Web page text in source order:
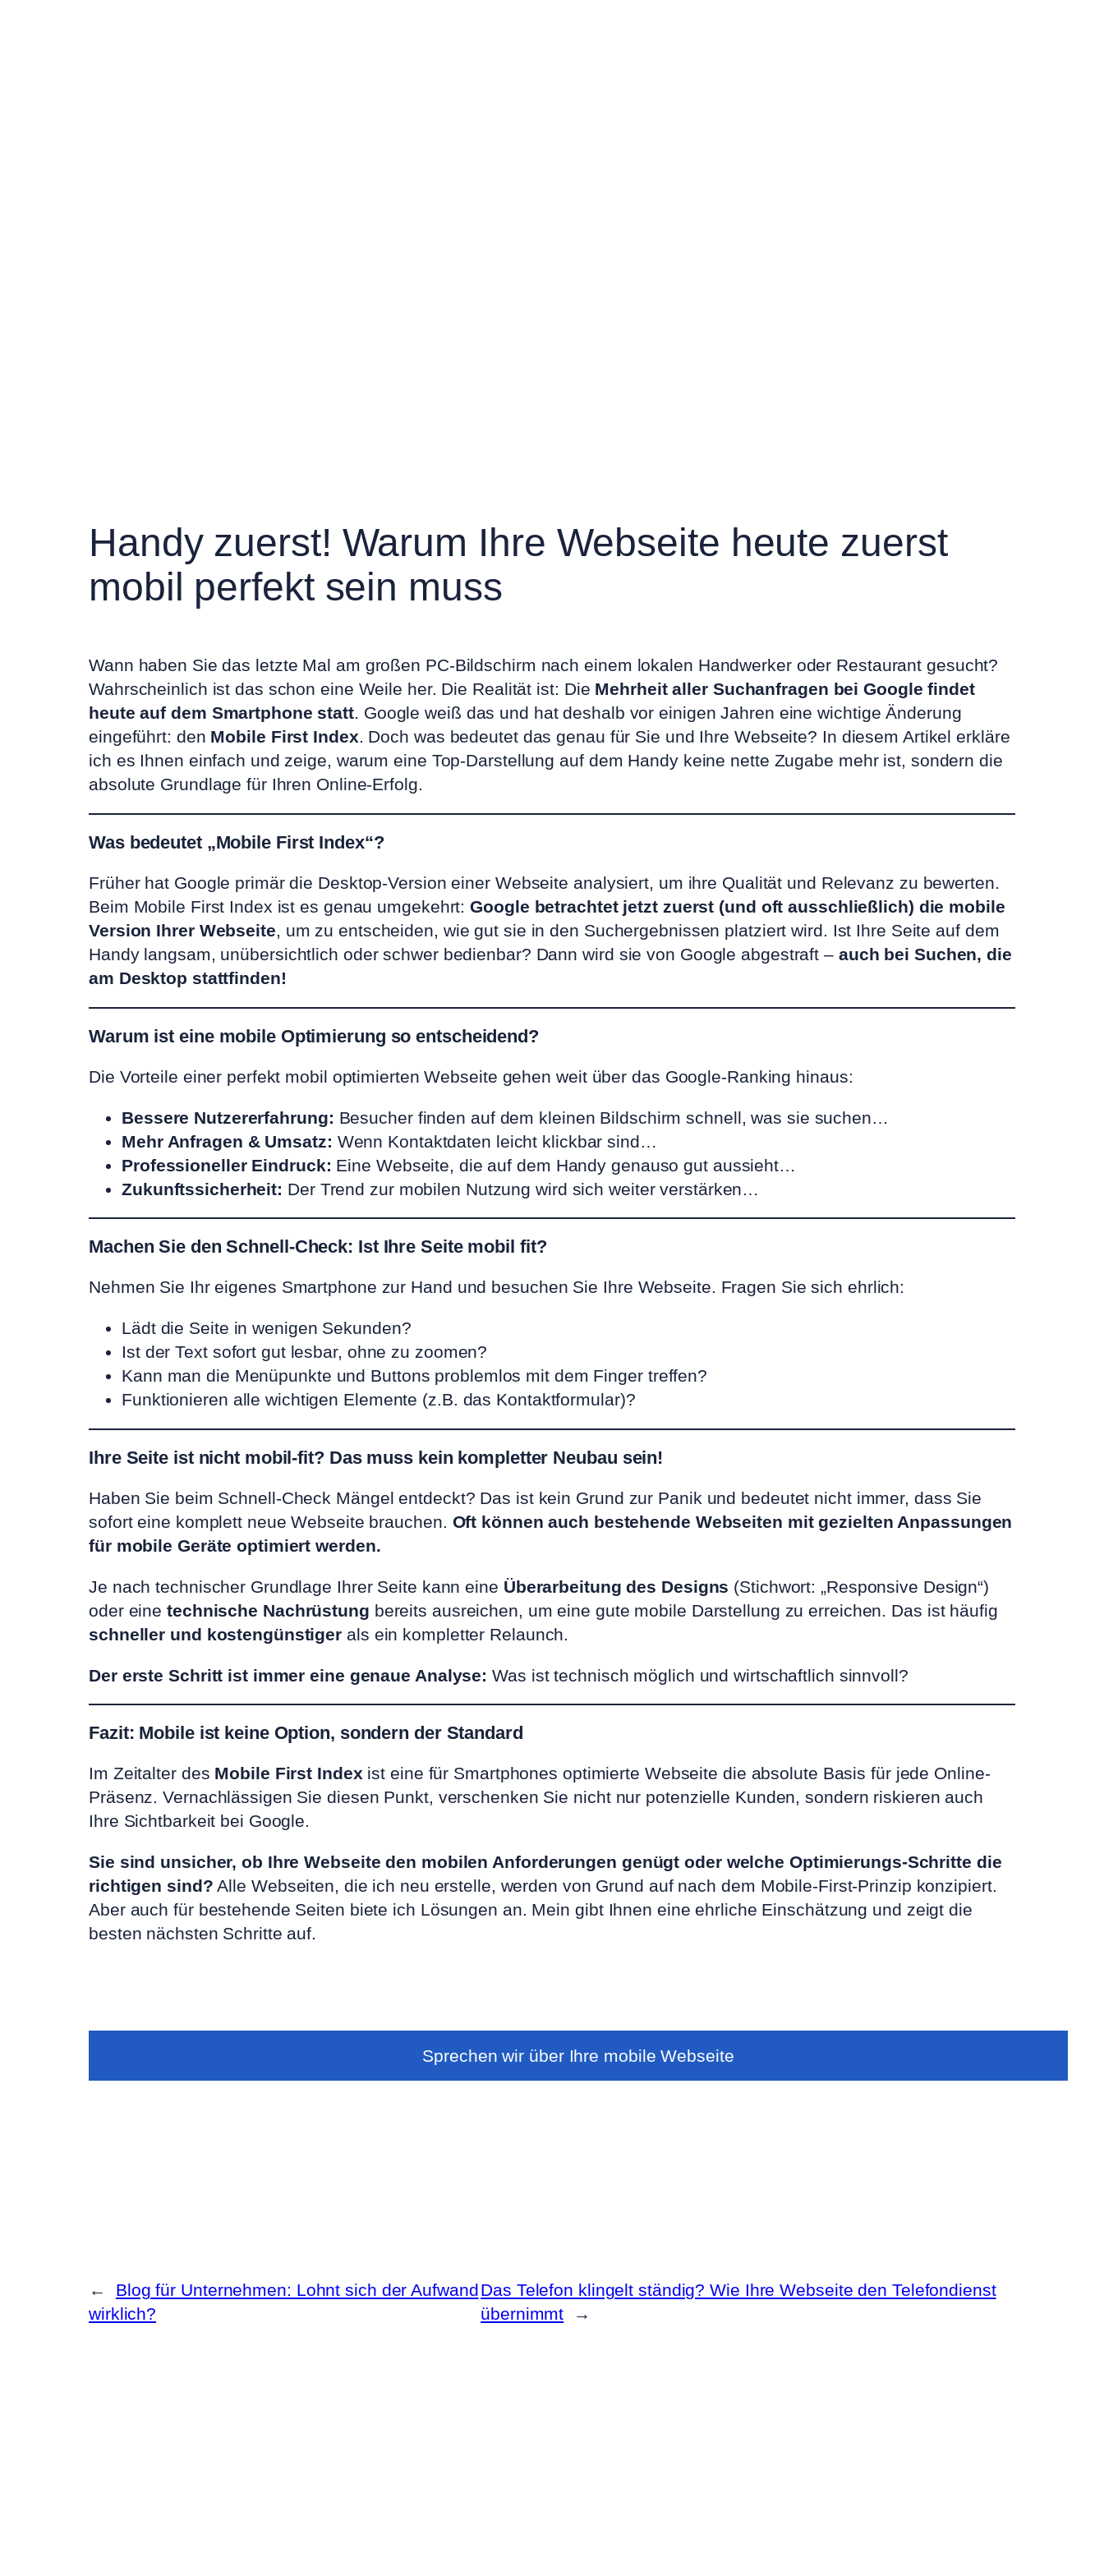
Handy zuerst! Warum Ihre Webseite heute zuerst
mobil perfekt sein muss
Wann haben Sie das letzte Mal am großen PC-Bildschirm nach einem lokalen Handwerker oder Restaurant gesucht?
Wahrscheinlich ist das schon eine Weile her. Die Realität ist: Die Mehrheit aller Suchanfragen bei Google findet
heute auf dem Smartphone statt. Google weiß das und hat deshalb vor einigen Jahren eine wichtige Änderung
eingeführt: den Mobile First Index. Doch was bedeutet das genau für Sie und Ihre Webseite? In diesem Artikel erkläre
ich es Ihnen einfach und zeige, warum eine Top-Darstellung auf dem Handy keine nette Zugabe mehr ist, sondern die
absolute Grundlage für Ihren Online-Erfolg.
Was bedeutet „Mobile First Index“?
Früher hat Google primär die Desktop-Version einer Webseite analysiert, um ihre Qualität und Relevanz zu bewerten.
Beim Mobile First Index ist es genau umgekehrt:Google betrachtet jetzt zuerst (und oft ausschließlich) die mobile
Version Ihrer Webseite, um zu entscheiden, wie gut sie in den Suchergebnissen platziert wird. Ist Ihre Seite auf dem
Handy langsam, unübersichtlich oder schwer bedienbar? Dann wird sie von Google abgestraft – auch bei Suchen, die
am Desktop stattfinden!
Warum ist eine mobile Optimierung so entscheidend?
Die Vorteile einer perfekt mobil optimierten Webseite gehen weit über das Google-Ranking hinaus:
Bessere Nutzererfahrung: Besucher finden auf dem kleinen Bildschirm schnell, was sie suchen…
Mehr Anfragen & Umsatz: Wenn Kontaktdaten leicht klickbar sind…
Professioneller Eindruck: Eine Webseite, die auf dem Handy genauso gut aussieht…
Zukunftssicherheit: Der Trend zur mobilen Nutzung wird sich weiter verstärken…
Machen Sie den Schnell-Check: Ist Ihre Seite mobil fit?
Nehmen Sie Ihr eigenes Smartphone zur Hand und besuchen Sie Ihre Webseite. Fragen Sie sich ehrlich:
Lädt die Seite in wenigen Sekunden?
Ist der Text sofort gut lesbar, ohne zu zoomen?
Kann man die Menüpunkte und Buttons problemlos mit dem Finger treffen?
Funktionieren alle wichtigen Elemente (z.B. das Kontaktformular)?
Ihre Seite ist nicht mobil-fit? Das muss kein kompletter Neubau sein!
Haben Sie beim Schnell-Check Mängel entdeckt? Das ist kein Grund zur Panik und bedeutet nicht immer, dass Sie
sofort eine komplett neue Webseite brauchen. Oft können auch bestehende Webseiten mit gezielten Anpassungen
für mobile Geräte optimiert werden.
Je nach technischer Grundlage Ihrer Seite kann eine Überarbeitung des Designs (Stichwort: „Responsive Design“)
oder einetechnische Nachrüstung bereits ausreichen, um eine gute mobile Darstellung zu erreichen. Das ist häufig
schneller und kostengünstiger als ein kompletter Relaunch.
Der erste Schritt ist immer eine genaue Analyse: Was ist technisch möglich und wirtschaftlich sinnvoll?
Fazit: Mobile ist keine Option, sondern der Standard
Im Zeitalter des Mobile First Index ist eine für Smartphones optimierte Webseite die absolute Basis für jede Online-
Präsenz. Vernachlässigen Sie diesen Punkt, verschenken Sie nicht nur potenzielle Kunden, sondern riskieren auch
Ihre Sichtbarkeit bei Google.
Sie sind unsicher, ob Ihre Webseite den mobilen Anforderungen genügt oder welche Optimierungs-Schritte die
richtigen sind? Alle Webseiten, die ich neu erstelle, werden von Grund auf nach dem Mobile-First-Prinzip konzipiert.
Aber auch für bestehende Seiten biete ich Lösungen an. Mein gibt Ihnen eine ehrliche Einschätzung und zeigt die
besten nächsten Schritte auf.
Sprechen wir über Ihre mobile Webseite
←
Blog für Unternehmen: Lohnt sich der Aufwand
wirklich?
Das Telefon klingelt ständig? Wie Ihre Webseite den Telefondienst
übernimmt
→